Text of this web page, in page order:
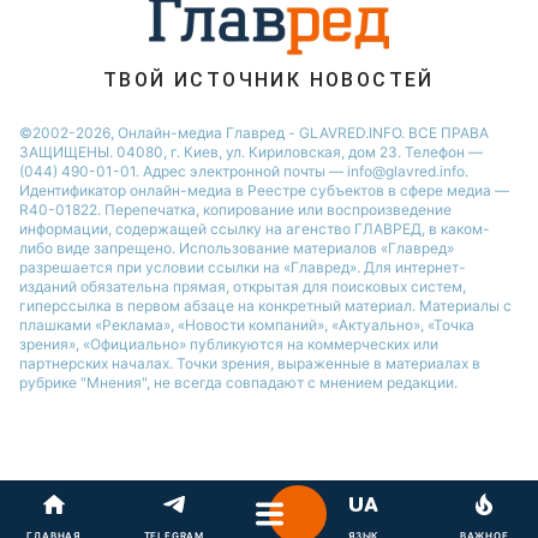
ТВОЙ ИСТОЧНИК НОВОСТЕЙ
©2002-2026, Онлайн-медиа Главред - GLAVRED.INFO. ВСЕ ПРАВА
ЗАЩИЩЕНЫ. 04080, г. Киев, ул. Кириловская, дом 23. Телефон —
(044) 490-01-01. Адрес электронной почты — info@glavred.info.
Идентификатор онлайн-медиа в Реестре cубъектов в сфере медиа —
R40-01822. Перепечатка, копирование или воспроизведение
информации, содержащей ссылку на агенство ГЛАВРЕД, в каком-
либо виде запрещено. Использование материалов «Главред»
разрешается при условии ссылки на «Главред». Для интернет-
изданий обязательна прямая, открытая для поисковых систем,
гиперссылка в первом абзаце на конкретный материал. Материалы с
плашками «Реклама», «Новости компаний», «Актуально», «Точка
зрения», «Официально» публикуются на коммерческих или
партнерских началах. Точки зрения, выраженные в материалах в
рубрике "Мнения", не всегда совпадают с мнением редакции.
ГЛАВНАЯ TELEGRAM ЯЗЫК ВАЖНОЕ